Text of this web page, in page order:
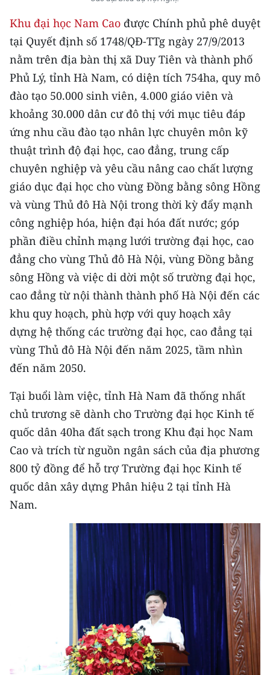
MỘT SẢN PHẨM
RADIO
MEDIA CENTER
E-Magazine
Video
Media Chính trị
Media Kinh tế
Media Văn hóa
Media Xã hội
Media Pháp luật
Media Du lịch
Media Thế giới
Media Thể thao
Media Y tế
Media Khoa học - Công nghệ
Media Môi trường
Ảnh
TIN ĐỊA PHƯƠNG
Trung du và miền núi phía Bắc
Đồng bằng sông Hồng
Bắc Trung Bộ
Khu đại học Nam Cao được Chính phủ phê duyệt
tại Quyết định số 1748/QĐ-TTg ngày 27/9/2013
nằm trên địa bàn thị xã Duy Tiên và thành phố
Phủ Lý, tỉnh Hà Nam, có diện tích 754ha, quy mô
đào tạo 50.000 sinh viên, 4.000 giáo viên và
khoảng 30.000 dân cư đô thị với mục tiêu đáp
ứng nhu cầu đào tạo nhân lực chuyên môn kỹ
thuật trình độ đại học, cao đẳng, trung cấp
chuyên nghiệp và yêu cầu nâng cao chất lượng
giáo dục đại học cho vùng Đồng bằng sông Hồng
và vùng Thủ đô Hà Nội trong thời kỳ đẩy mạnh
công nghiệp hóa, hiện đại hóa đất nước; góp
phần điều chỉnh mạng lưới trường đại học, cao
đẳng cho vùng Thủ đô Hà Nội, vùng Đồng bằng
sông Hồng và việc di dời một số trường đại học,
cao đẳng từ nội thành thành phố Hà Nội đến các
khu quy hoạch, phù hợp với quy hoạch xây
dựng hệ thống các trường đại học, cao đẳng tại
vùng Thủ đô Hà Nội đến năm 2025, tầm nhìn
đến năm 2050.
Tại buổi làm việc, tỉnh Hà Nam đã thống nhất
chủ trương sẽ dành cho Trường đại học Kinh tế
quốc dân 40ha đất sạch trong Khu đại học Nam
Cao và trích từ nguồn ngân sách của địa phương
800 tỷ đồng để hỗ trợ Trường đại học Kinh tế
quốc dân xây dựng Phân hiệu 2 tại tỉnh Hà
Nam.